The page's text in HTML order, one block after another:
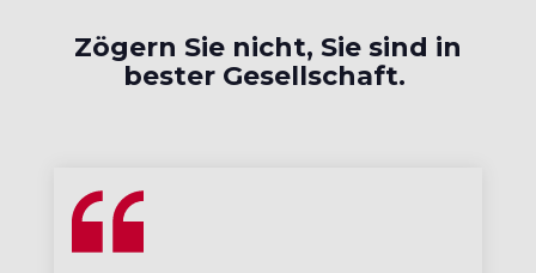
Zögern Sie nicht, Sie sind in
bester Gesellschaft.